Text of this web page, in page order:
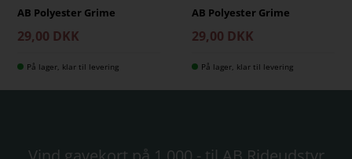
AB Polyester Grime
29,00 DKK
På lager, klar til levering
AB Polyester Grime
29,00 DKK
På lager, klar til levering